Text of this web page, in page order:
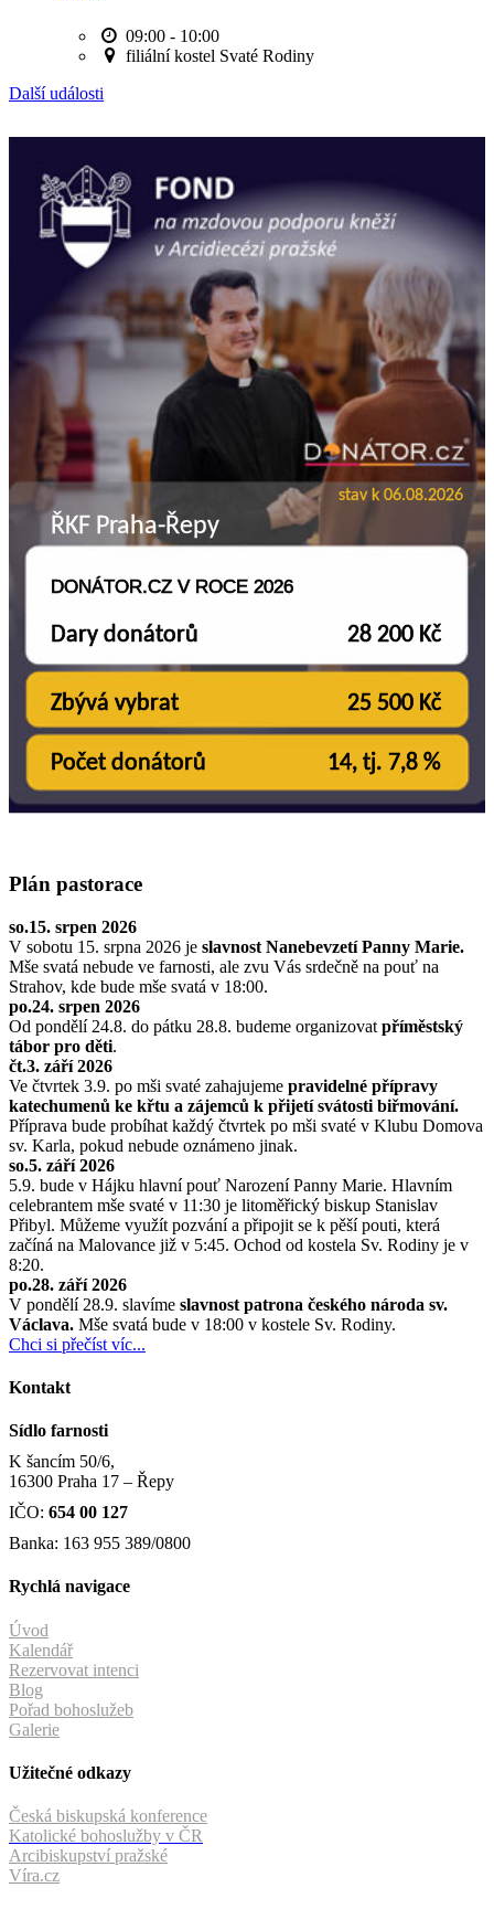
09:00 - 10:00
filiální kostel Svaté Rodiny
Další události
Plán pastorace
so.15. srpen 2026
V sobotu 15. srpna 2026 je slavnost Nanebevzetí Panny Marie.
Mše svatá nebude ve farnosti, ale zvu Vás srdečně na pouť na
Strahov, kde bude mše svatá v 18:00.
po.24. srpen 2026
Od pondělí 24.8. do pátku 28.8. budeme organizovat příměstský
tábor pro děti.
čt.3. září 2026
Ve čtvrtek 3.9. po mši svaté zahajujeme pravidelné přípravy
katechumenů ke křtu a zájemců k přijetí svátosti biřmování.
Příprava bude probíhat každý čtvrtek po mši svaté v Klubu Domova
sv. Karla, pokud nebude oznámeno jinak.
so.5. září 2026
5.9. bude v Hájku hlavní pouť Narození Panny Marie. Hlavním
celebrantem mše svaté v 11:30 je litoměřický biskup Stanislav
Přibyl. Můžeme využít pozvání a připojit se k pěší pouti, která
začíná na Malovance již v 5:45. Ochod od kostela Sv. Rodiny je v
8:20.
po.28. září 2026
V pondělí 28.9. slavíme slavnost patrona českého národa sv.
Václava. Mše svatá bude v 18:00 v kostele Sv. Rodiny.
Chci si přečíst víc...
Kontakt
Sídlo farnosti
K šancím 50/6,
16300 Praha 17 – Řepy
IČO: 654 00 127
Banka: 163 955 389/0800
Rychlá navigace
Úvod
Kalendář
Rezervovat intenci
Blog
Pořad bohoslužeb
Galerie
Užitečné odkazy
Česká biskupská konference
Katolické bohoslužby v ČR
Arcibiskupství pražské
Víra.cz